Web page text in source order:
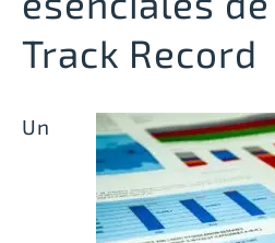
Track Record
Un